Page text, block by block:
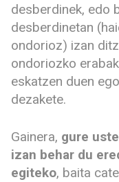
desberdinek, edo
desberdinetan
ondorioz) izan
ondoriozko
eskatzen duen
dezakete.
Gainera, gure
izan behar du
egiteko, baita